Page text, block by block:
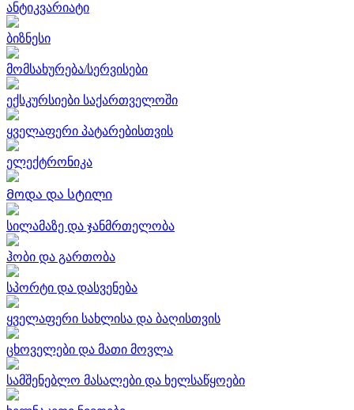
ანტიკვარიატი
ბიზნესი
მომსახურება/სერვისები
ექსკურსიები საქართველოში
ყველაფერი პატარებისთვის
ელექტრონიკა
Მოდა და სტილი
სილამაზე და ჯანმრთელობა
ჰობი და გართობა
სპორტი და დასვენება
ყველაფერი სახლისა და ბაღისთვის
ცხოველები და მათი მოვლა
სამშენებლო მასალები და ხელსაწყოები